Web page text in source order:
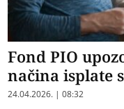
Fond PIO
načina isplate
24.04.2026. | 08:32